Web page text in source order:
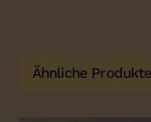
Ähnliche Produkte